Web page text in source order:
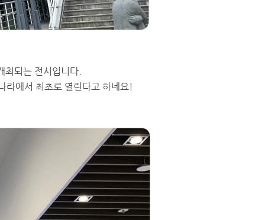
최되는 전시입니다.
라에서 최초로 열린다고 하네요!